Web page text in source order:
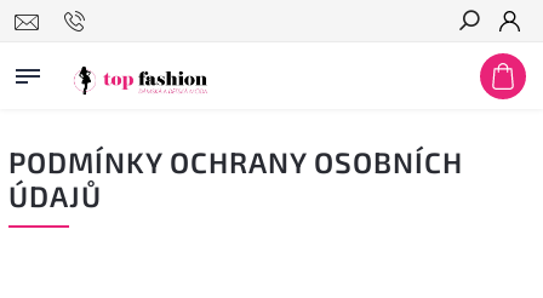
Hledat
PODMÍNKY OCHRANY OSOBNÍCH
ÚDAJŮ